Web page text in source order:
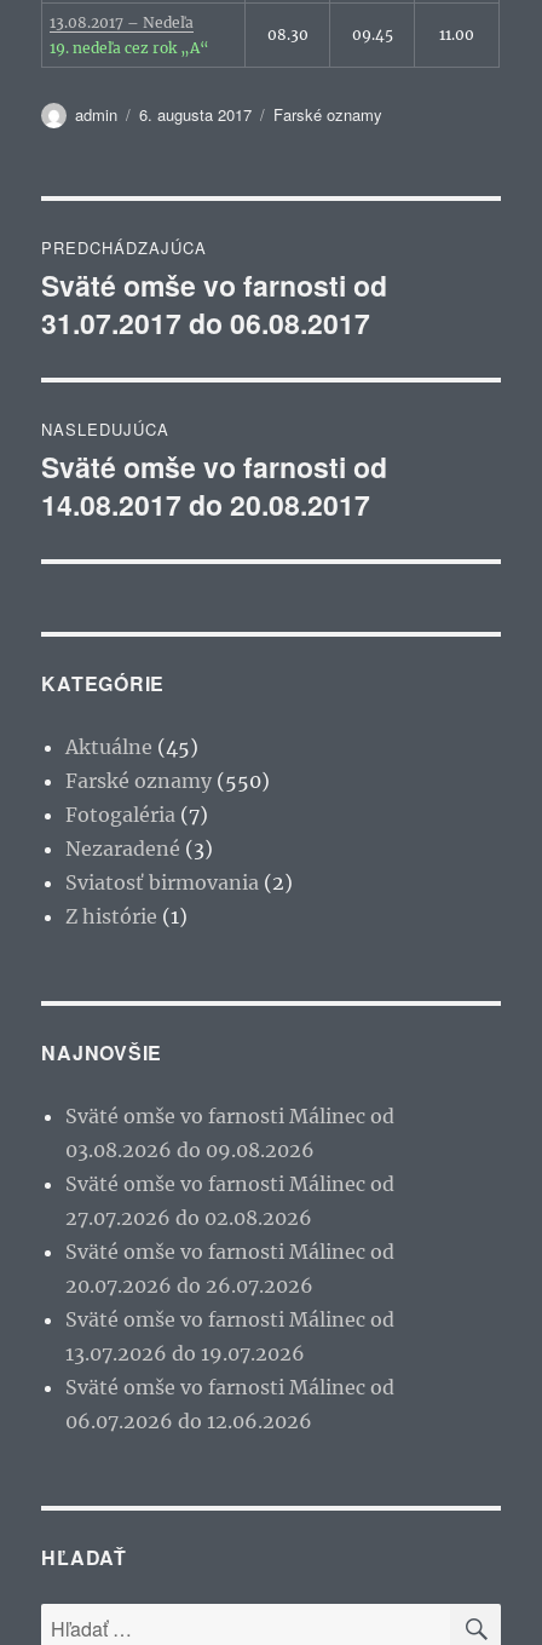
13.08.2017 – Nedeľa
19. nedeľa cez rok „A“
08.30 09.45 11.00
Autor
admin Publikované
6. augusta 2017 Kategórie
Farské oznamy
v
článku
PREDCHÁDZAJÚCA
Predchádzajúci
článok:
Sväté omše vo farnosti od
31.07.2017 do 06.08.2017
NASLEDUJÚCA
Ďalší
článok:
Sväté omše vo farnosti od
14.08.2017 do 20.08.2017
KATEGÓRIE
Aktuálne (45)
Farské oznamy (550)
Fotogaléria (7)
Nezaradené (3)
Sviatosť birmovania (2)
Z histórie (1)
NAJNOVŠIE
Sväté omše vo farnosti Málinec od
03.08.2026 do 09.08.2026
Sväté omše vo farnosti Málinec od
27.07.2026 do 02.08.2026
Sväté omše vo farnosti Málinec od
20.07.2026 do 26.07.2026
Sväté omše vo farnosti Málinec od
13.07.2026 do 19.07.2026
Sväté omše vo farnosti Málinec od
06.07.2026 do 12.06.2026
HĽADAŤ
Hľadať: